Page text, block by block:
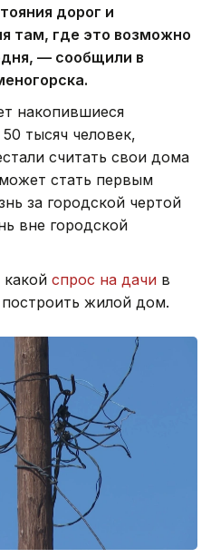
дорог и
там, где это возможно
— сообщили в
накопившиеся
тысяч человек,
считать свои дома
стать первым
за городской чертой
вне городской
спрос на дачи в
жилой дом.